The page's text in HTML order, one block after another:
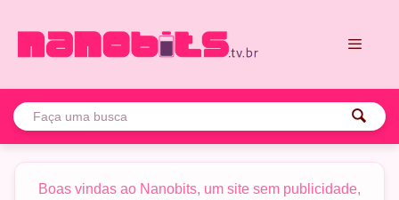
para
Boas vindas ao Nanobits, um site sem publicidade,